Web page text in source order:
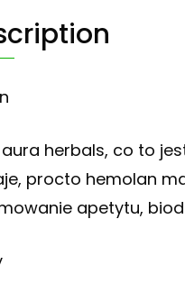
herbals, co to
procto hemolan
apetytu,